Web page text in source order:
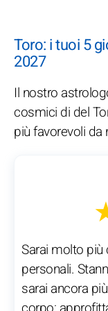
Toro: i tuoi 5
2027
Il nostro
cosmici di del
più favorevoli
Sarai molto
personali.
sarai ancora